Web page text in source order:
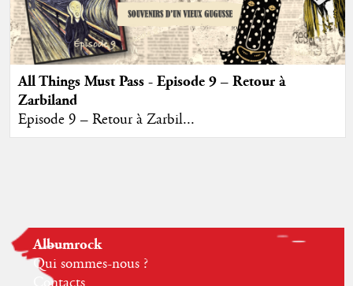
All Things Must Pass - Episode 9 – Retour à
Zarbiland
Episode 9 – Retour à Zarbil...
Albumrock
Qui sommes-nous ?